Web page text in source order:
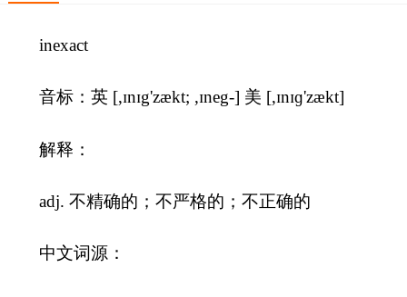
inexact
音标：英 [,ɪnɪg'zækt; ,ɪneg-] 美 [,ɪnɪɡ'zækt]
解释：
adj. 不精确的；不严格的；不正确的
中文词源：